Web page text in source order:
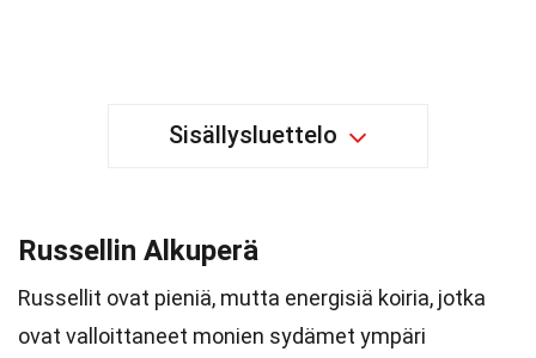
Sisällysluettelo
Russellin Alkuperä
Russellit ovat pieniä, mutta energisiä koiria, jotka
ovat valloittaneet monien sydämet ympäri